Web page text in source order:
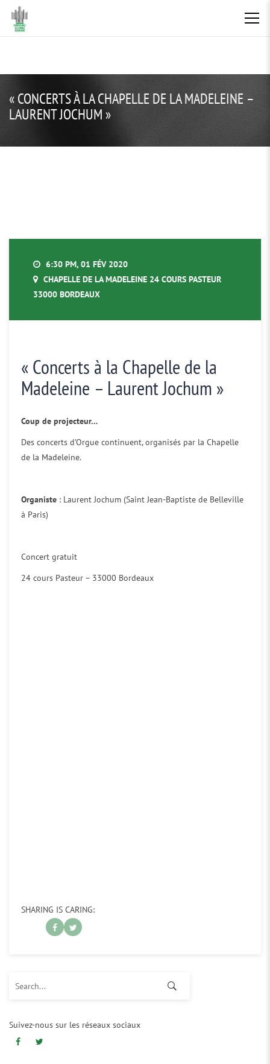
« CONCERTS À LA CHAPELLE DE LA MADELEINE –
LAURENT JOCHUM »
6:30 PM, 01 FÉV 2020
CHAPELLE DE LA MADELEINE 24 COURS PASTEUR
33000 BORDEAUX
« Concerts à la Chapelle de la
Madeleine – Laurent Jochum »
Coup de projecteur…
Des concerts d’Orgue continuent, organisés par la Chapelle
de la Madeleine.
Organiste : Laurent Jochum (Saint Jean-Baptiste de Belleville
à Paris)
Concert gratuit
24 cours Pasteur – 33000 Bordeaux
SHARING IS CARING:
Suivez-nous sur les réseaux sociaux